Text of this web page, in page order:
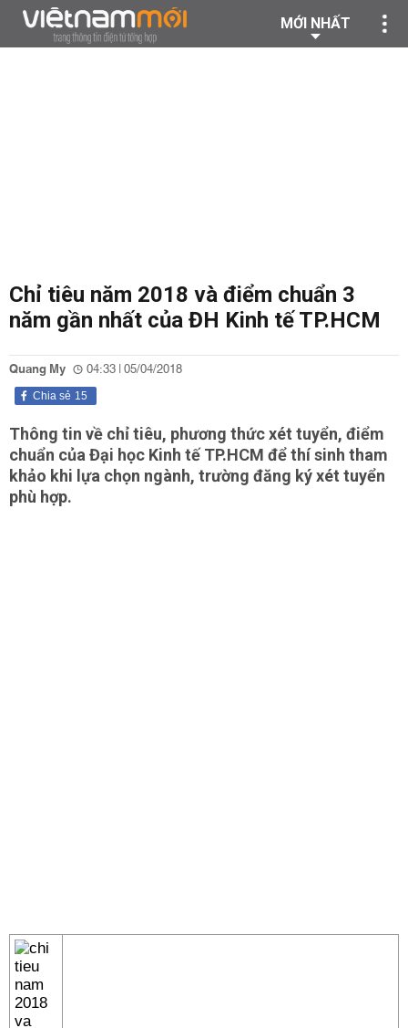
MỚI NHẤT
Chỉ tiêu năm 2018 và điểm chuẩn 3
năm gần nhất của ĐH Kinh tế TP.HCM
Quang My 04:33 | 05/04/2018
15
Chia sẻ
Thông tin về chỉ tiêu, phương thức xét tuyển, điểm
chuẩn của Đại học Kinh tế TP.HCM để thí sinh tham
khảo khi lựa chọn ngành, trường đăng ký xét tuyển
phù hợp.